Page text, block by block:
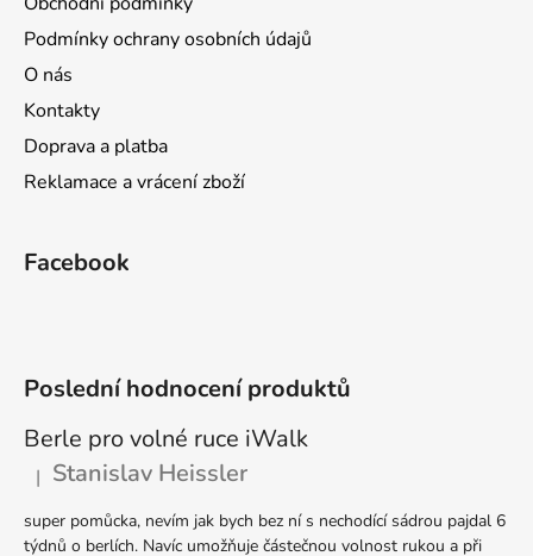
Podmínky ochrany osobních údajů
O nás
Kontakty
Doprava a platba
Reklamace a vrácení zboží
Facebook
Poslední hodnocení produktů
Berle pro volné ruce iWalk
Hodnocení produktu je 5 z 5 hvězdiček.
| Stanislav Heissler
super pomůcka, nevím jak bych bez ní s nechodící sádrou pajdal 6
týdnů o berlích. Navíc umožňuje částečnou volnost rukou a při